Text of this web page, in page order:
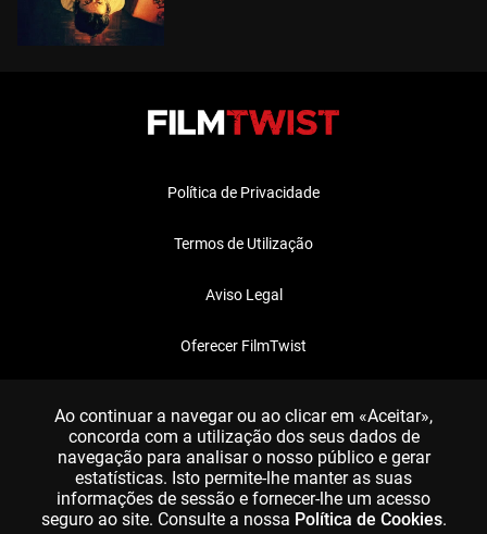
Política de Privacidade
Termos de Utilização
Aviso Legal
Oferecer FilmTwist
Ao continuar a navegar ou ao clicar em «Aceitar»,
concorda com a utilização dos seus dados de
navegação para analisar o nosso público e gerar
estatísticas. Isto permite-lhe manter as suas
informações de sessão e fornecer-lhe um acesso
seguro ao site. Consulte a nossa Política de Cookies.